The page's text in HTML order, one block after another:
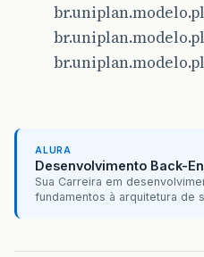
ALURA
Desenvolvimento Back-
Sua Carreira em
fundamentos à arquitetura de